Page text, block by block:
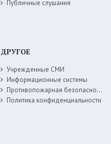
Публичные слушания
ДРУГОЕ
Учрежденные СМИ
Информационные системы
Противопожарная безопасность
Политика конфиденциальности